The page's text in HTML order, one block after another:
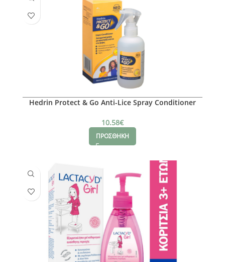
Hedrin Protect & Go Anti-Lice Spray Conditioner
10.58€
ΠΡΟΣΘΗΚΗ